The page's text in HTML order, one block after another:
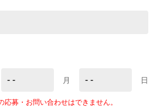
月 日
募・お問い合わせはできません。